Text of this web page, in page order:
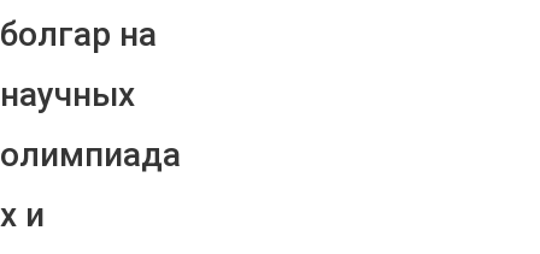
болгар на
научных
олимпиада
х и